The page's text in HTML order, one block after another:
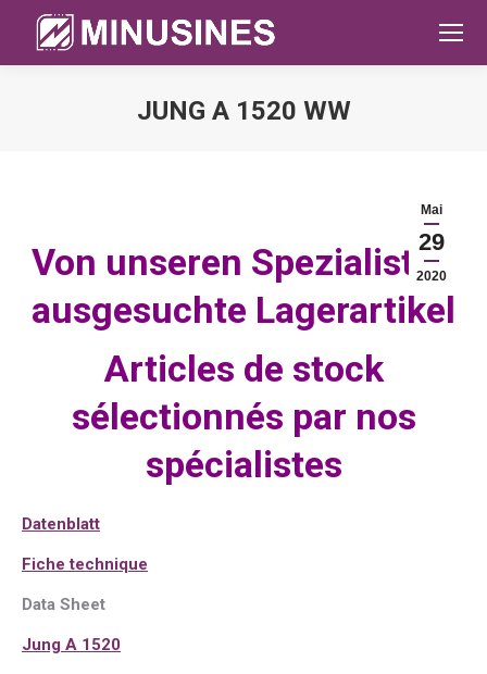
JUNG A 1520 WW
Mai
29
2020
Von unseren Spezialisten
ausgesuchte Lagerartikel
Articles de stock
sélectionnés par nos
spécialistes
Datenblatt
Fiche technique
Data Sheet
Jung A 1520